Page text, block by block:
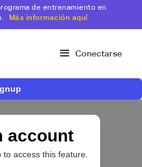
de entrenamiento en
Más información aquí
Conectarse
account
access this feature.
de tesorería de